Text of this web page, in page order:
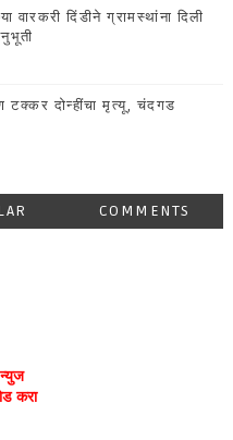
वारकरी दिंडीने ग्रामस्थांना दिली
टक्कर दोन्हींचा मृत्यू, चंदगड
COMMENTS
करा